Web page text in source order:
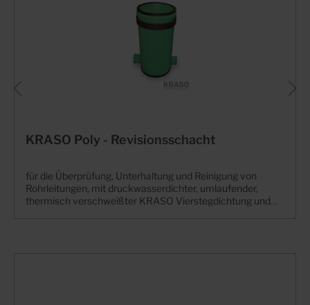
KRASO Poly - Revisionsschacht
für die Überprüfung, Unterhaltung und Reinigung von
Rohrleitungen, mit druckwasserdichter, umlaufender,
thermisch verschweißter KRASO Vierstegdichtung und